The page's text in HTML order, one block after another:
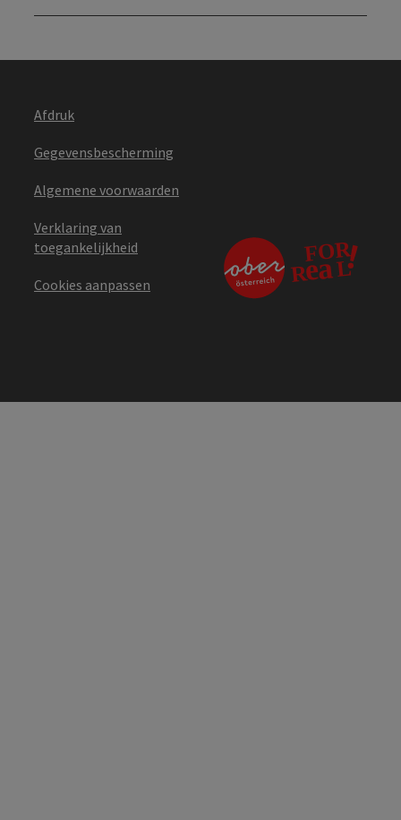
Afdruk
Gegevensbescherming
Algemene voorwaarden
Verklaring van
toegankelijkheid
Cookies aanpassen